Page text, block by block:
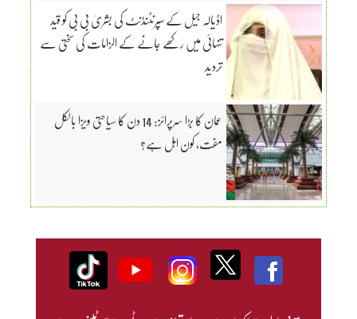
اڈیالہ جیل کے سپرنٹنڈنٹ کی بشریٰ بی بی کو قید
تنہائی میں رکھے جانے کے الزامات کی سختی سے
تردید
عمان کا بڑا سرپرائز: 14 دن کا سیاحتی ویزا بالکل
مفت، کون اہل ہے؟